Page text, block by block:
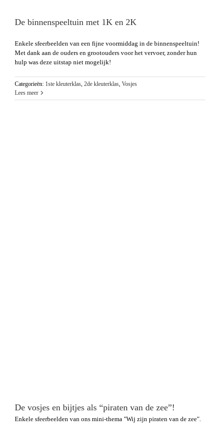
De binnenspeeltuin met 1K en 2K
Enkele sfeerbeelden van een fijne voormiddag in de binnenspeeltuin!
Met dank aan de ouders en grootouders voor het vervoer, zonder hun
hulp was deze uitstap niet mogelijk!
Categorieën: 1ste kleuterklas, 2de kleuterklas, Vosjes
Lees meer
De vosjes en bijtjes als “piraten van de zee”!
Enkele sfeerbeelden van ons mini-thema "Wij zijn piraten van de zee".